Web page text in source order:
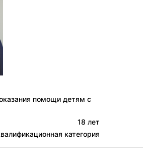
помощи детям с
18 лет
категория